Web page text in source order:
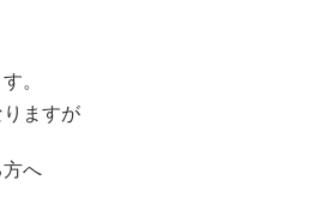
。
ますが
へ